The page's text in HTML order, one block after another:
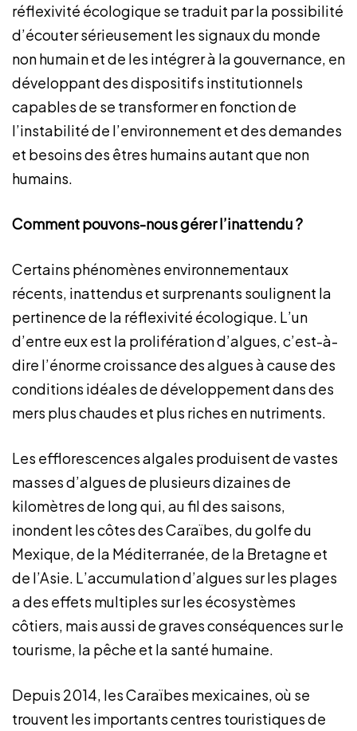
réflexivité écologique se traduit par la possibilité
d’écouter sérieusement les signaux du monde
non humain et de les intégrer à la gouvernance, en
développant des dispositifs institutionnels
capables de se transformer en fonction de
l’instabilité de l’environnement et des demandes
et besoins des êtres humains autant que non
humains.
Comment pouvons-nous gérer l’inattendu ?
Certains phénomènes environnementaux
récents, inattendus et surprenants soulignent la
pertinence de la réflexivité écologique. L’un
d’entre eux est la prolifération d’algues, c’est-à-
dire l’énorme croissance des algues à cause des
conditions idéales de développement dans des
mers plus chaudes et plus riches en nutriments.
Les efflorescences algales produisent de vastes
masses d’algues de plusieurs dizaines de
kilomètres de long qui, au fil des saisons,
inondent les côtes des Caraïbes, du golfe du
Mexique, de la Méditerranée, de la Bretagne et
de l’Asie. L’accumulation d’algues sur les plages
a des effets multiples sur les écosystèmes
côtiers, mais aussi de graves conséquences sur le
tourisme, la pêche et la santé humaine.
Depuis 2014, les Caraïbes mexicaines, où se
trouvent les importants centres touristiques de